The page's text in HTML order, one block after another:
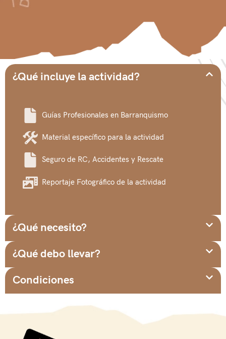
¿Qué incluye la actividad?
Guías Profesionales en Barranquismo
Material específico para la actividad
Seguro de RC, Accidentes y Rescate
Reportaje Fotográfico de la actividad
¿Qué necesito?
¿Qué debo llevar?
Condiciones